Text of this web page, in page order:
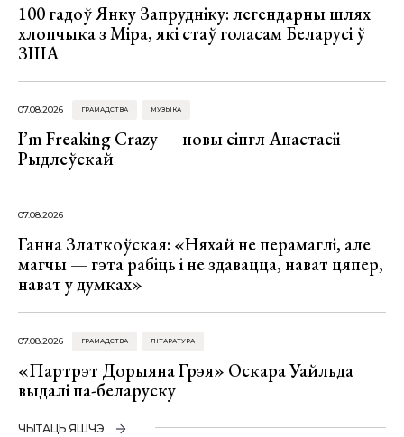
100 гадоў Янку Запрудніку: легендарны шлях
хлопчыка з Міра, які стаў голасам Беларусі ў
ЗША
07.08.2026 ГРАМАДСТВА МУЗЫКА
I’m Freaking Crazy — новы сінгл Анастасіі
Рыдлеўскай
07.08.2026
Ганна Златкоўская: «Няхай не перамаглі, але
магчы — гэта рабіць і не здавацца, нават цяпер,
нават у думках»
07.08.2026 ГРАМАДСТВА ЛІТАРАТУРА
«Партрэт Дорыяна Грэя» Оскара Уайльда
выдалі па-беларуску
ЧЫТАЦЬ ЯШЧЭ